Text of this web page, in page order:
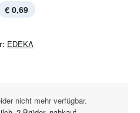
€ 0,69
EDEKA
nicht mehr verfügbar.